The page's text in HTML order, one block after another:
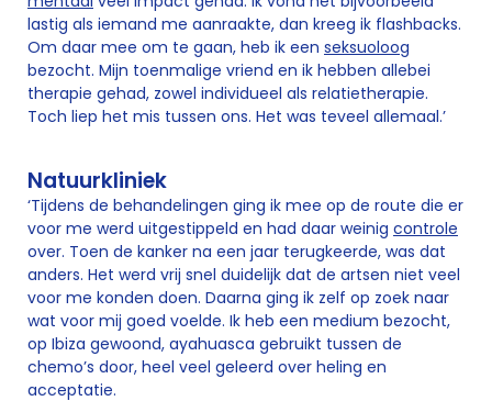
lastig als iemand me aanraakte, dan kreeg ik flashbacks.
Om daar mee om te gaan, heb ik een seksuoloog
bezocht. Mijn toenmalige vriend en ik hebben allebei
therapie gehad, zowel individueel als relatietherapie.
Toch liep het mis tussen ons. Het was teveel allemaal.’
Natuurkliniek
‘Tijdens de behandelingen ging ik mee op de route die er
voor me werd uitgestippeld en had daar weinig controle
over. Toen de kanker na een jaar terugkeerde, was dat
anders. Het werd vrij snel duidelijk dat de artsen niet veel
voor me konden doen. Daarna ging ik zelf op zoek naar
wat voor mij goed voelde. Ik heb een medium bezocht,
op Ibiza gewoond, ayahuasca gebruikt tussen de
chemo’s door, heel veel geleerd over heling en
acceptatie.